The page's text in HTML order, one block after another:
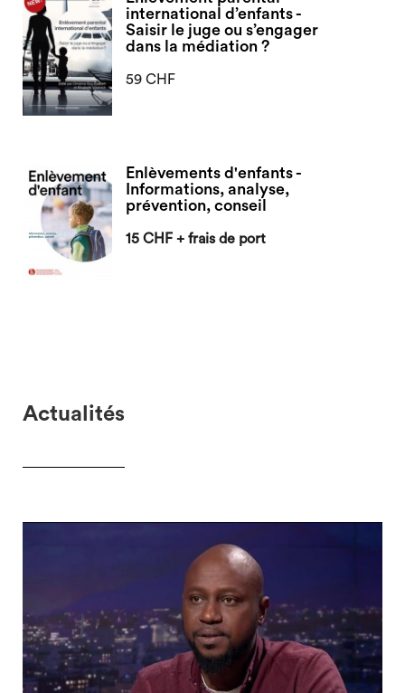
international d’enfants -
Saisir le juge ou s’engager
dans la médiation ?
59 CHF
Enlèvements d'enfants -
Informations, analyse,
prévention, conseil
15 CHF + frais de port
Actualités